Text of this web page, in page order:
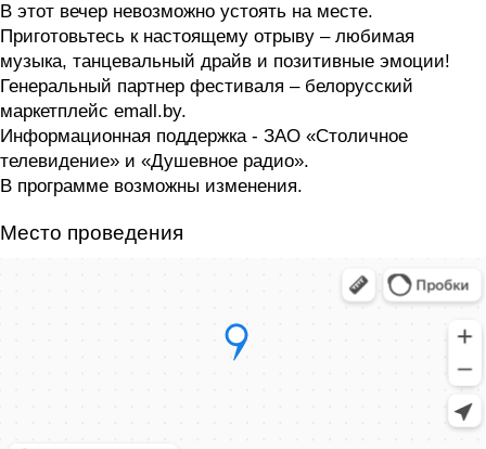
В этот вечер невозможно устоять на месте.
Приготовьтесь к настоящему отрыву – любимая
музыка, танцевальный драйв и позитивные эмоции!
Генеральный партнер фестиваля – белорусский
маркетплейс emall.by.
Информационная поддержка - ЗАО «Столичное
телевидение» и «Душевное радио».
В программе возможны изменения.
Место проведения